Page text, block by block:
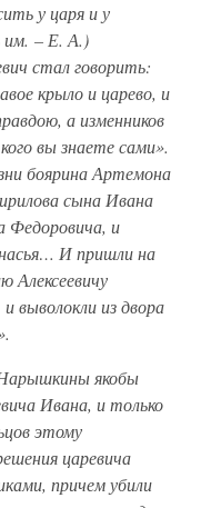
у царя и у
им. – Е. А.)
стал говорить:
крыло и царево, и
а изменников
вы знаете сами».
боярина Артемона
сына Ивана
Федоровича, и
И пришли на
Алексеевичу
выволокли из двора
якобы
Ивана, и только
этому
царевича
причем убили